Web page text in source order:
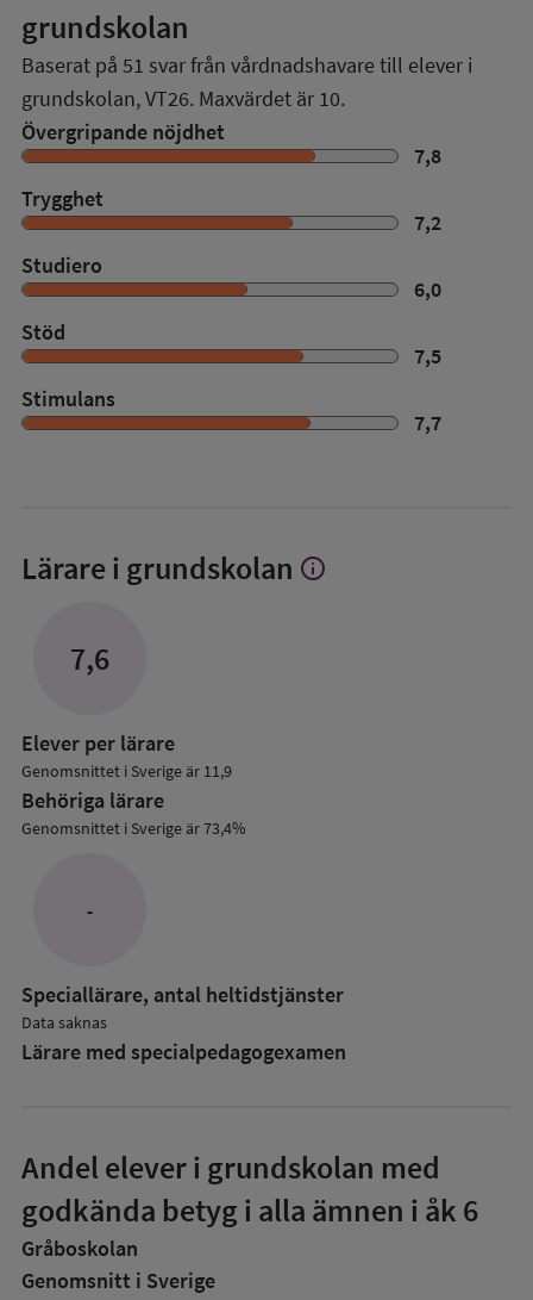
grundskolan
Baserat på 51 svar från vårdnadshavare till elever i
grundskolan,VT26. Maxvärdet är 10.
Övergripande nöjdhet
7,8
Trygghet
7,2
Studiero
6,0
Stöd
7,5
Stimulans
7,7
Lärare i grundskolan Visa
info
7,6
Elever per lärare
Genomsnittet i Sverige är 11,9
Behöriga lärare
Genomsnittet i Sverige är 73,4%
-
Speciallärare, antal heltidstjänster
Data saknas
Lärare med specialpedagog­examen
Andel elever i grundskolan med
godkända betyg i alla ämnen i åk 6
Gråboskolan
Genomsnitt i Sverige